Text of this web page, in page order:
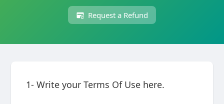
Request a Refund
1- Write your Terms Of Use here.